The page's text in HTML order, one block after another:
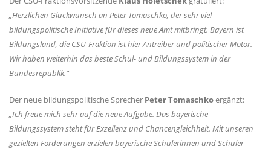
Herzlichen Glückwunsch an Peter Tomaschko, der sehr viel
bildungspolitische Initiative für dieses neue Amt mitbringt. Bayern ist
Bildungsland, die CSU-Fraktion ist hier Antreiber und politischer Motor.
Wir haben weiterhin das beste Schul- und Bildungssystem in der
Bundesrepublik.“
Der neue bildungspolitische Sprecher Peter Tomaschkoergänzt:
Ich freue mich sehr auf die neue Aufgabe. Das bayerische
Bildungssystem steht für Exzellenz und Chancengleichheit. Mit unseren
gezielten Förderungen erzielen bayerische Schülerinnen und Schüler